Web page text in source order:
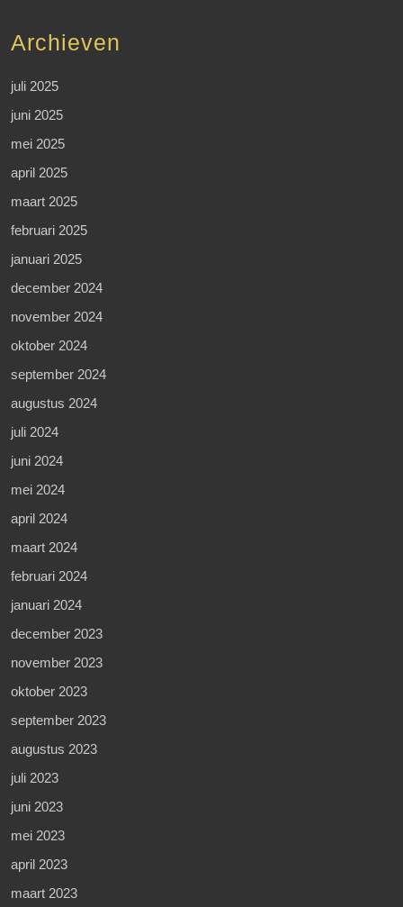
Archieven
juli 2025
juni 2025
mei 2025
april 2025
maart 2025
februari 2025
januari 2025
december 2024
november 2024
oktober 2024
september 2024
augustus 2024
juli 2024
juni 2024
mei 2024
april 2024
maart 2024
februari 2024
januari 2024
december 2023
november 2023
oktober 2023
september 2023
augustus 2023
juli 2023
juni 2023
mei 2023
april 2023
maart 2023